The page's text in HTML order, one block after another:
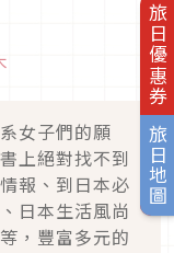
旅日優惠券
旅日地圖
女子們的願
上絕對找不到
報、到日本必
日本生活風尚
，豐富多元的